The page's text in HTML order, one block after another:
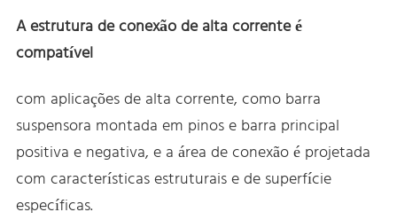
A estrutura de conexão de alta corrente é
compatível
com aplicações de alta corrente, como barra
suspensora montada em pinos e barra principal
positiva e negativa, e a área de conexão é projetada
com características estruturais e de superfície
específicas.